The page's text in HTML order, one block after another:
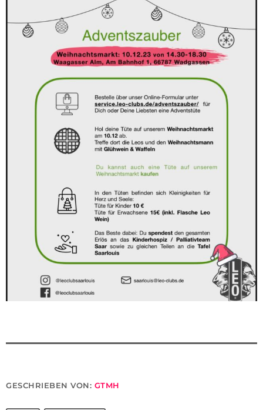
GESCHRIEBEN VON: GTMH